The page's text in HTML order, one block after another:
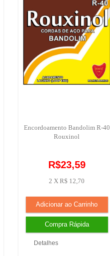
Encordoamento Bandolim R-40
Rouxinol
R$23,59
2 X R$ 12,70
Detalhes